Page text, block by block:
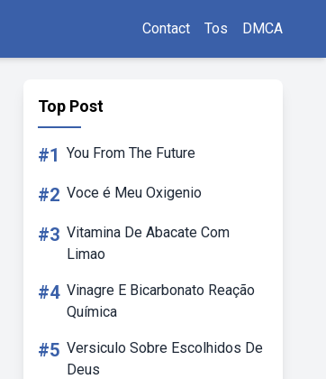
Contact Tos DMCA
Top Post
#1 You From The Future
#2 Voce é Meu Oxigenio
#3 Vitamina De Abacate Com
Limao
#4 Vinagre E Bicarbonato Reação
Química
#5 Versiculo Sobre Escolhidos De
Deus